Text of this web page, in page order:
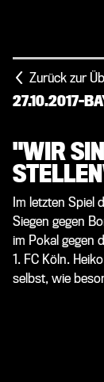
Zurück zur
27.10.2017-
"WIR
Im letzten Spiel
Siegen gegen
im Pokal gegen
1. FC Köln.
selbst, wie